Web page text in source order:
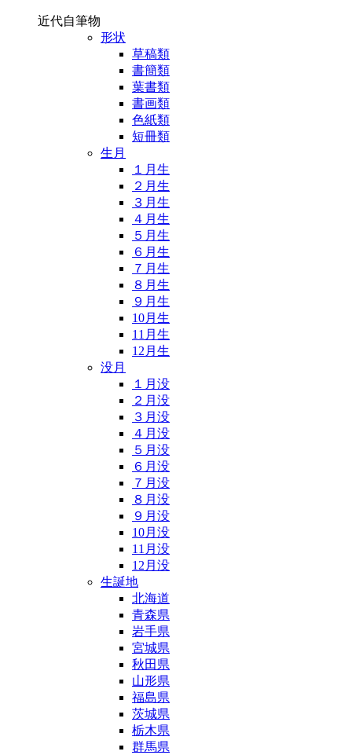
近代自筆物
形状
草稿類
書簡類
葉書類
書画類
色紙類
短冊類
生月
１月生
２月生
３月生
４月生
５月生
６月生
７月生
８月生
９月生
10月生
11月生
12月生
没月
１月没
２月没
３月没
４月没
５月没
６月没
７月没
８月没
９月没
10月没
11月没
12月没
生誕地
北海道
青森県
岩手県
宮城県
秋田県
山形県
福島県
茨城県
栃木県
群馬県